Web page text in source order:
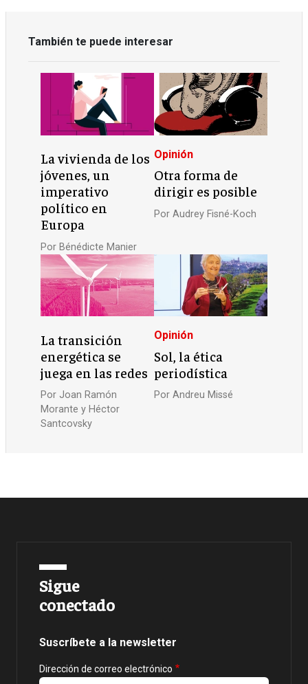
También te puede interesar
La vivienda de los
jóvenes, un
imperativo
político en
Europa
Por Bénédicte Manier
Opinión
Otra forma de
dirigir es posible
Por Audrey Fisné-Koch
La transición
energética se
juega en las redes
Por Joan Ramón
Morante y Héctor
Santcovsky
Opinión
Sol, la ética
periodística
Por Andreu Missé
Sigue
conectado
Suscríbete a la newsletter
Dirección de correo electrónico